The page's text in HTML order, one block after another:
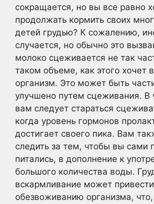
сокращается, но вы все равно
продолжать кормить своих
детей грудью? К сожалению,
случается, но обычно это
молоко сцеживается не так
таком объеме, как этого хочет
организм. Это может быть
улучшено путем сцеживания. В
вам следует стараться
когда уровень гормонов
достигает своего пика. Вам
следить за тем, чтобы вы сами
питались, в дополнение к
большого количества воды.
вскармливание может
обезвоживанию организма,